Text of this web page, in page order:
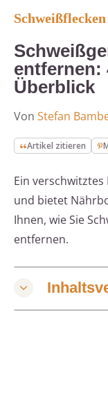
Schweißflecken
entfernen:
Überblick
Von Stefan
Artikel zitieren
Ein
und bietet
Ihnen, wie Sie
entfernen.